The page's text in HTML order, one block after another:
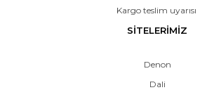
Kargo teslim uyarısı
SİTELERİMİZ
Denon
Dali